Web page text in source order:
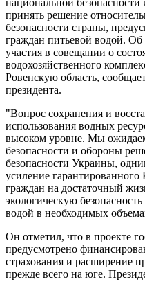
принять решение
безопасности страны,
граждан питьевой водой. Об
участия в совещании о
водохозяйственного
Ровенскую область,
президента.
"Вопрос сохранения и
использования водных
высоком уровне. Мы
безопасности и обороны
безопасности Украины,
усиление
граждан на достаточный
экологическую
водой в необходимых
Он отметил, что в проекте
предусмотрено
страхования и расширение
прежде всего на юге.